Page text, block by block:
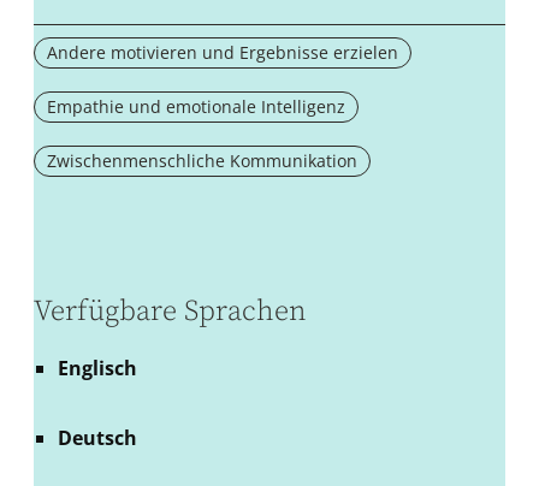
Andere motivieren und Ergebnisse erzielen
Empathie und emotionale Intelligenz
Zwischenmenschliche Kommunikation
Verfügbare Sprachen
Englisch
Deutsch